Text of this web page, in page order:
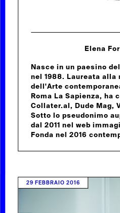
Elena
Nasce in un paesino
nel 1988. Laureata
dell'Arte
Roma La Sapienza, ha
Collater.al, Dude Mag,
Sotto lo pseudonimo
dal 2011 nel web
Fonda nel 2016
29 FEBBRAIO 2016